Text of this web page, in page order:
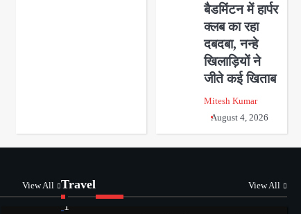
बैडमिंटन में हार्पर
क्लब का रहा
दबदबा, नन्हे
खिलाड़ियों ने
जीते कई खिताब
Mitesh Kumar
August 4, 2026
View All Travel View All
1